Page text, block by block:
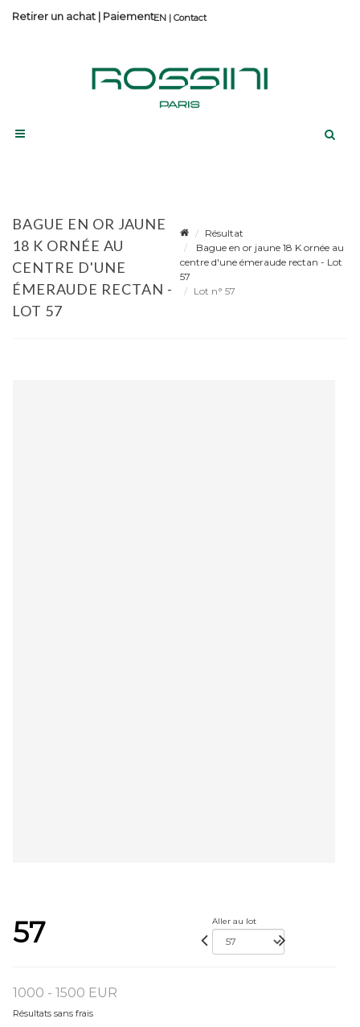
Contact
Retirer un achat | Paiement
BAGUE EN OR JAUNE
18 K ORNÉE AU
CENTRE D'UNE
ÉMERAUDE RECTAN -
LOT 57
Résultat
Bague en or jaune 18 K ornée au
centre d'une émeraude rectan - Lot
57
Lot n° 57
57 Aller au lot
1000 - 1500 EUR
Résultats sans frais